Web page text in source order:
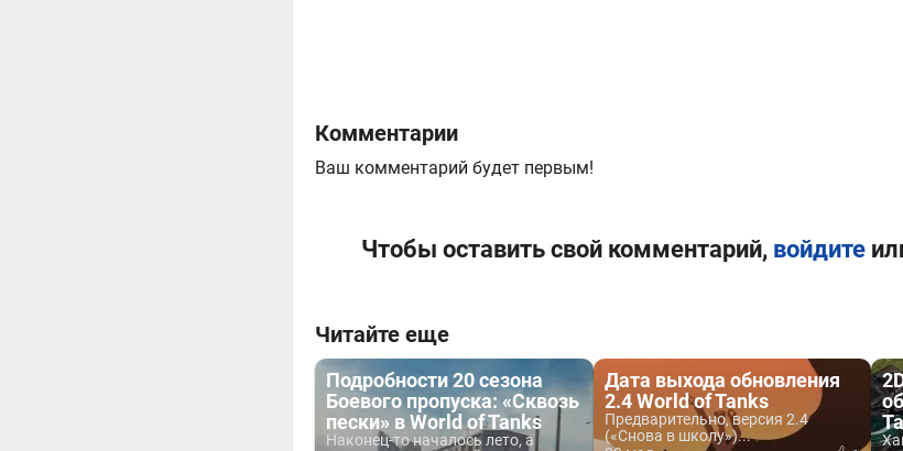
Комментарии
Ваш комментарий будет первым!
Чтобы оставить свой комментарий, войдите
Читайте еще
Подробности 20 сезона
Боевого пропуска: «Сквозь
пески» в World of Tanks
Наконец-то началось лето, а
Дата выхода обновления
2.4 World of Tanks
Предварительно, версия 2.4
(«Снова в школу»)...